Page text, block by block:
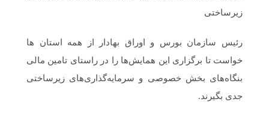
زیرساختی
رئیس سازمان بورس و اوراق بهادار از همه استان ها
خواست تا برگزاری این همایش‌ها را در راستای تامین مالی
بنگاه‌های بخش خصوصی و سرمایه‌گذاری‌های زیرساختی
جدی بگیرند.